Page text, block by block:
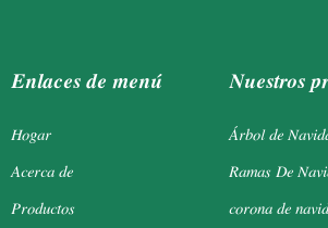
Enlaces de menú
Hogar
Acerca de
Productos
Nuestros
Árbol de
Ramas De
corona de